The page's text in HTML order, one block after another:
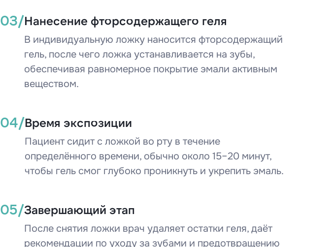
03/Нанесение фторсодержащего геля
В индивидуальную ложку наносится фторсодержащий
гель, после чего ложка устанавливается на зубы,
обеспечивая равномерное покрытие эмали активным
веществом.
04/Время экспозиции
Пациент сидит с ложкой во рту в течение
определённого времени, обычно около 15–20 минут,
чтобы гель смог глубоко проникнуть и укрепить эмаль.
05/Завершающий этап
После снятия ложки врач удаляет остатки геля, даёт
рекомендации по уходу за зубами и предотвращению